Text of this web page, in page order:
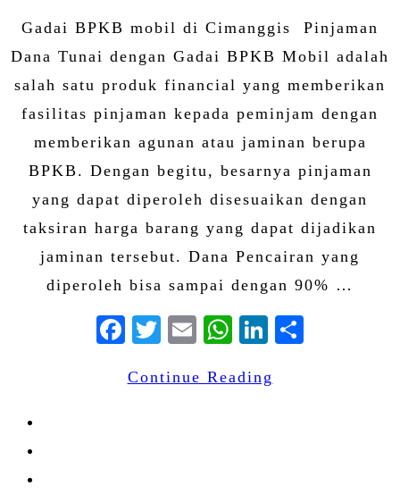
Gadai BPKB mobil di Cimanggis Pinjaman
Dana Tunai dengan Gadai BPKB Mobil adalah
salah satu produk financial yang memberikan
fasilitas pinjaman kepada peminjam dengan
memberikan agunan atau jaminan berupa
BPKB. Dengan begitu, besarnya pinjaman
yang dapat diperoleh disesuaikan dengan
taksiran harga barang yang dapat dijadikan
jaminan tersebut. Dana Pencairan yang
diperoleh bisa sampai dengan 90% …
Facebook
Twitter
EmailWhatsApp
LinkedIn
Continue Reading